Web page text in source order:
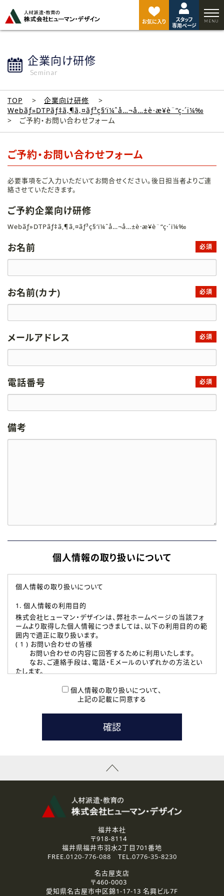
お気に入り
スタッフ
専用ページ
企業向け研修
Seminar
TOP
企業向け研修
Webãƒ»DTPãƒ‡ã‚¶ã‚¤ãƒ³ç§‘ï¼ˆå…¬å…±è·æ¥­è¨“ç·´ï¼‰
ご予約・お問い合わせフォーム
ご予約・お問い合わせフォーム
必要事項をご入力いただいてお問合せください。後日担当者よりご連
絡させていただきます。
ご予約企業向け研修
Webãƒ»DTPãƒ‡ã‚¶ã‚¤ãƒ³ç§‘ï¼ˆå…¬å…±è·æ¥­è¨“ç·´ï¼‰
お名前 必須
お名前(カナ) 必須
メールアドレス 必須
電話番号 必須
備考
個人情報の取り扱いについて
個人情報の取り扱いについて
1. 個人情報の利用目的
株式会社ヒューマン・デザインは、弊社ホームページの当該フォ
ームより取得した個人情報につきましては、以下の利用目的の範
囲内で適正に取り扱います。
( 1 ) お問い合わせの皆様
お問い合わせの内容に回答するために利用いたします。
なお、ご連絡手段は、電話・Ｅメールのいずれかの方法とい
たします。
本登録に関するご連絡および本登録時の参考情報として利
たします。
( 3 ) スタッフ派遣を検討されている企業の皆様
お問い合わせの内容に回答するために利用いたします。
なお、ご連絡手段は、電話・Ｅメールのいずれかの方法とい
資料送付、受講相談に関するご連絡のために利用いたしま
その他、お問い合わせの内容に回答するために利用いたし
なお、ご連絡手段は、電話・Ｅメールのいずれかの方法とい
2.個人情報の第三者提供
ご提供いただいた個人情報は、法令等の規定に従う場合を除き、
3.個人情報の取り扱いの委託
弊社の定める個人情報保護の評価基準を満たした委託先に、個
個人情報の取り扱いについて、
上記の記載に同意する
ジ
ト
福井本社
〒918-8114
福井県福井市羽水2丁目701番地
FREE.0120-776-088 TEL.0776-35-8230
名古屋支店
〒460-0003
愛知県名古屋市中区錦1-17-13 名興ビル7F